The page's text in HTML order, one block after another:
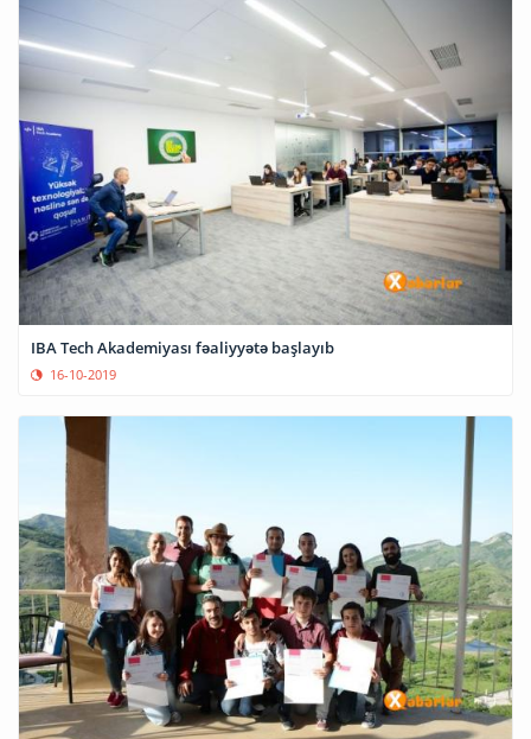
IBA Tech Akademiyası fəaliyyətə başlayıb
16-10-2019